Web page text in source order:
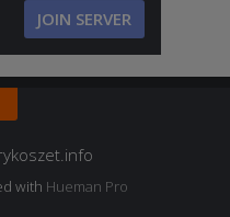
JOIN SERVER
with Hueman Pro